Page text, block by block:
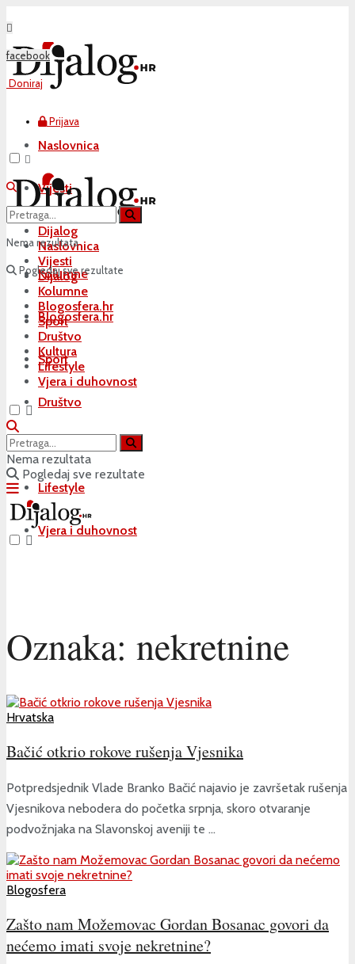
facebook
Doniraj
Prijava
Nema rezultata
Pogledaj sve rezultate
Naslovnica
Vijesti
Dijalog
Kolumne
Blogosfera.hr
Sport
Društvo
Kultura
Lifestyle
Vjera i duhovnost
Naslovnica
Vijesti
Dijalog
Kolumne
Blogosfera.hr
Sport
Društvo
Kultura
Lifestyle
Vjera i duhovnost
Nema rezultata
Pogledaj sve rezultate
Oznaka: nekretnine
Hrvatska
Bačić otkrio rokove rušenja Vjesnika
Potpredsjednik Vlade Branko Bačić najavio je završetak rušenja
Vjesnikova nebodera do početka srpnja, skoro otvaranje
podvožnjaka na Slavonskoj aveniji te ...
Blogosfera
Zašto nam Možemovac Gordan Bosanac govori da
nećemo imati svoje nekretnine?